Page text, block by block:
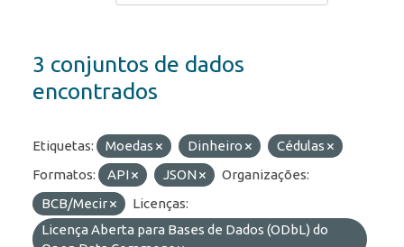
3 conjuntos de dados
encontrados
Etiquetas: Moedas Dinheiro
Cédulas
Formatos:
API JSON
Organizações:
BCB/Mecir
Licenças:
Licença Aberta para Bases de Dados (ODbL) do